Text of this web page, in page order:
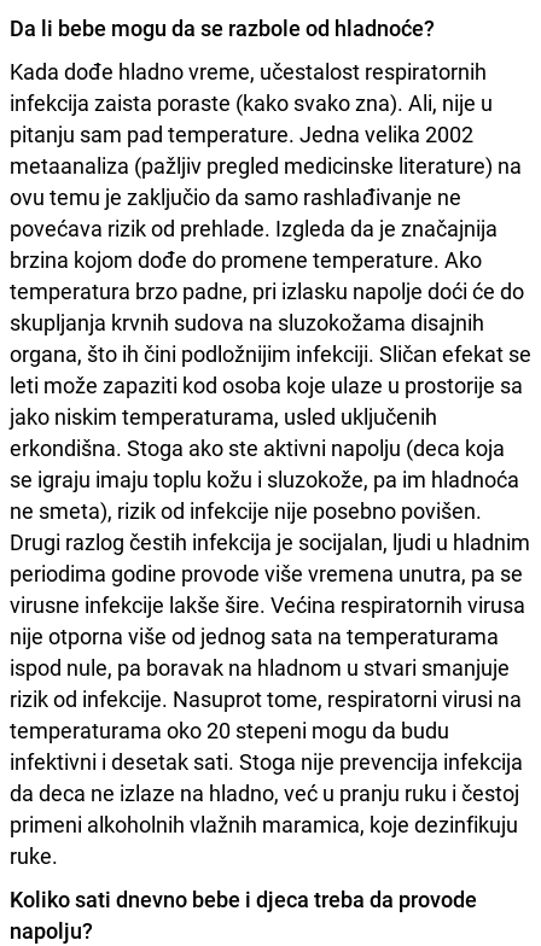
Da li bebe mogu da se razbole od hladnoće?
Kada dođe hladno vreme, učestalost respiratornih
infekcija zaista poraste (kako svako zna). Ali, nije u
pitanju sam pad temperature. Jedna velika 2002
metaanaliza (pažljiv pregled medicinske literature) na
ovu temu je zaključio da samo rashlađivanje ne
povećava rizik od prehlade. Izgleda da je značajnija
brzina kojom dođe do promene temperature. Ako
temperatura brzo padne, pri izlasku napolje doći će do
skupljanja krvnih sudova na sluzokožama disajnih
organa, što ih čini podložnijim infekciji. Sličan efekat se
leti može zapaziti kod osoba koje ulaze u prostorije sa
jako niskim temperaturama, usled uključenih
erkondišna. Stoga ako ste aktivni napolju (deca koja
se igraju imaju toplu kožu i sluzokože, pa im hladnoća
ne smeta), rizik od infekcije nije posebno povišen.
Drugi razlog čestih infekcija je socijalan, ljudi u hladnim
periodima godine provode više vremena unutra, pa se
virusne infekcije lakše šire. Većina respiratornih virusa
nije otporna više od jednog sata na temperaturama
ispod nule, pa boravak na hladnom u stvari smanjuje
rizik od infekcije. Nasuprot tome, respiratorni virusi na
temperaturama oko 20 stepeni mogu da budu
infektivni i desetak sati. Stoga nije prevencija infekcija
da deca ne izlaze na hladno, već u pranju ruku i čestoj
primeni alkoholnih vlažnih maramica, koje dezinfikuju
ruke.
Koliko sati dnevno bebe i djeca treba da provode
napolju?